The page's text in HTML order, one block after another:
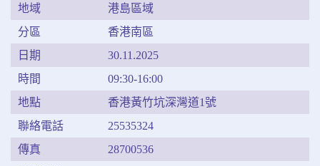
地域
港島區域
分區
香港南區
日期
30.11.2025
時間
09:30-16:00
地點
香港黃竹坑深灣道1號
聯絡電話
25535324
傳真
28700536